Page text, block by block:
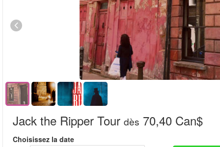
Jack the Ripper Tour dès 70,40 Can$
Choisissez la date